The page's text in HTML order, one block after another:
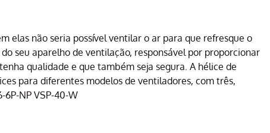
elas não seria possível ventilar o ar para que refresque o
seu aparelho de ventilação, responsável por proporcionar
qualidade e que também seja segura. A hélice de
para diferentes modelos de ventiladores, com três,
NP VSP-40-W